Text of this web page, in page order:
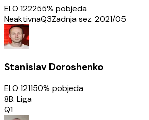
ELO 122255% pobjeda
NeaktivnaQ3Zadnja sez. 2021/05
Stanislav Doroshenko
ELO 121150% pobjeda
8B. Liga
Q1